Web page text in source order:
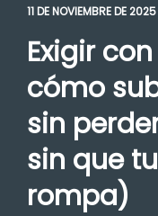
11 DE NOVIEMBRE DE 2025
Exigir
cómo
sin
sin que
rompa)